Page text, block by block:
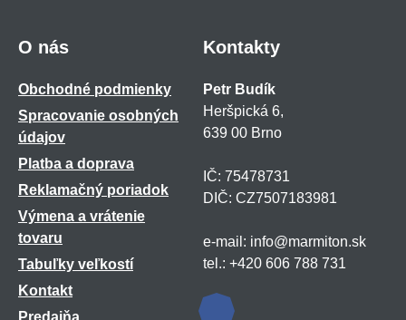
O nás
Obchodné podmienky
Spracovanie osobných
údajov
Platba a doprava
Reklamačný poriadok
Výmena a vrátenie
tovaru
Tabuľky veľkostí
Kontakt
Predajňa
Kontakty
Petr Budík
Heršpická 6,
639 00 Brno
IČ: 75478731
DIČ: CZ7507183981
e-mail: info@marmiton.sk
tel.: +420 606 788 731